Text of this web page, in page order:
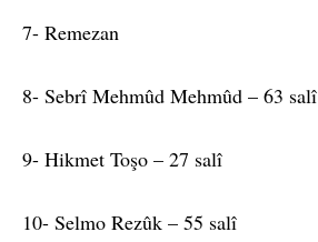
7- Remezan
8- Sebrî Mehmûd Mehmûd – 63 salî
9- Hikmet Toşo – 27 salî
10- Selmo Rezûk – 55 salî